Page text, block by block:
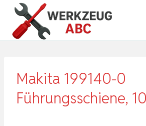
Zum
Inhalt
springen
Makita 199140-0
Führungsschiene,